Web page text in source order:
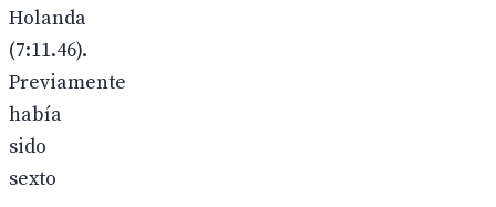
Holanda
(7:11.46).
Previamente
había
sido
sexto